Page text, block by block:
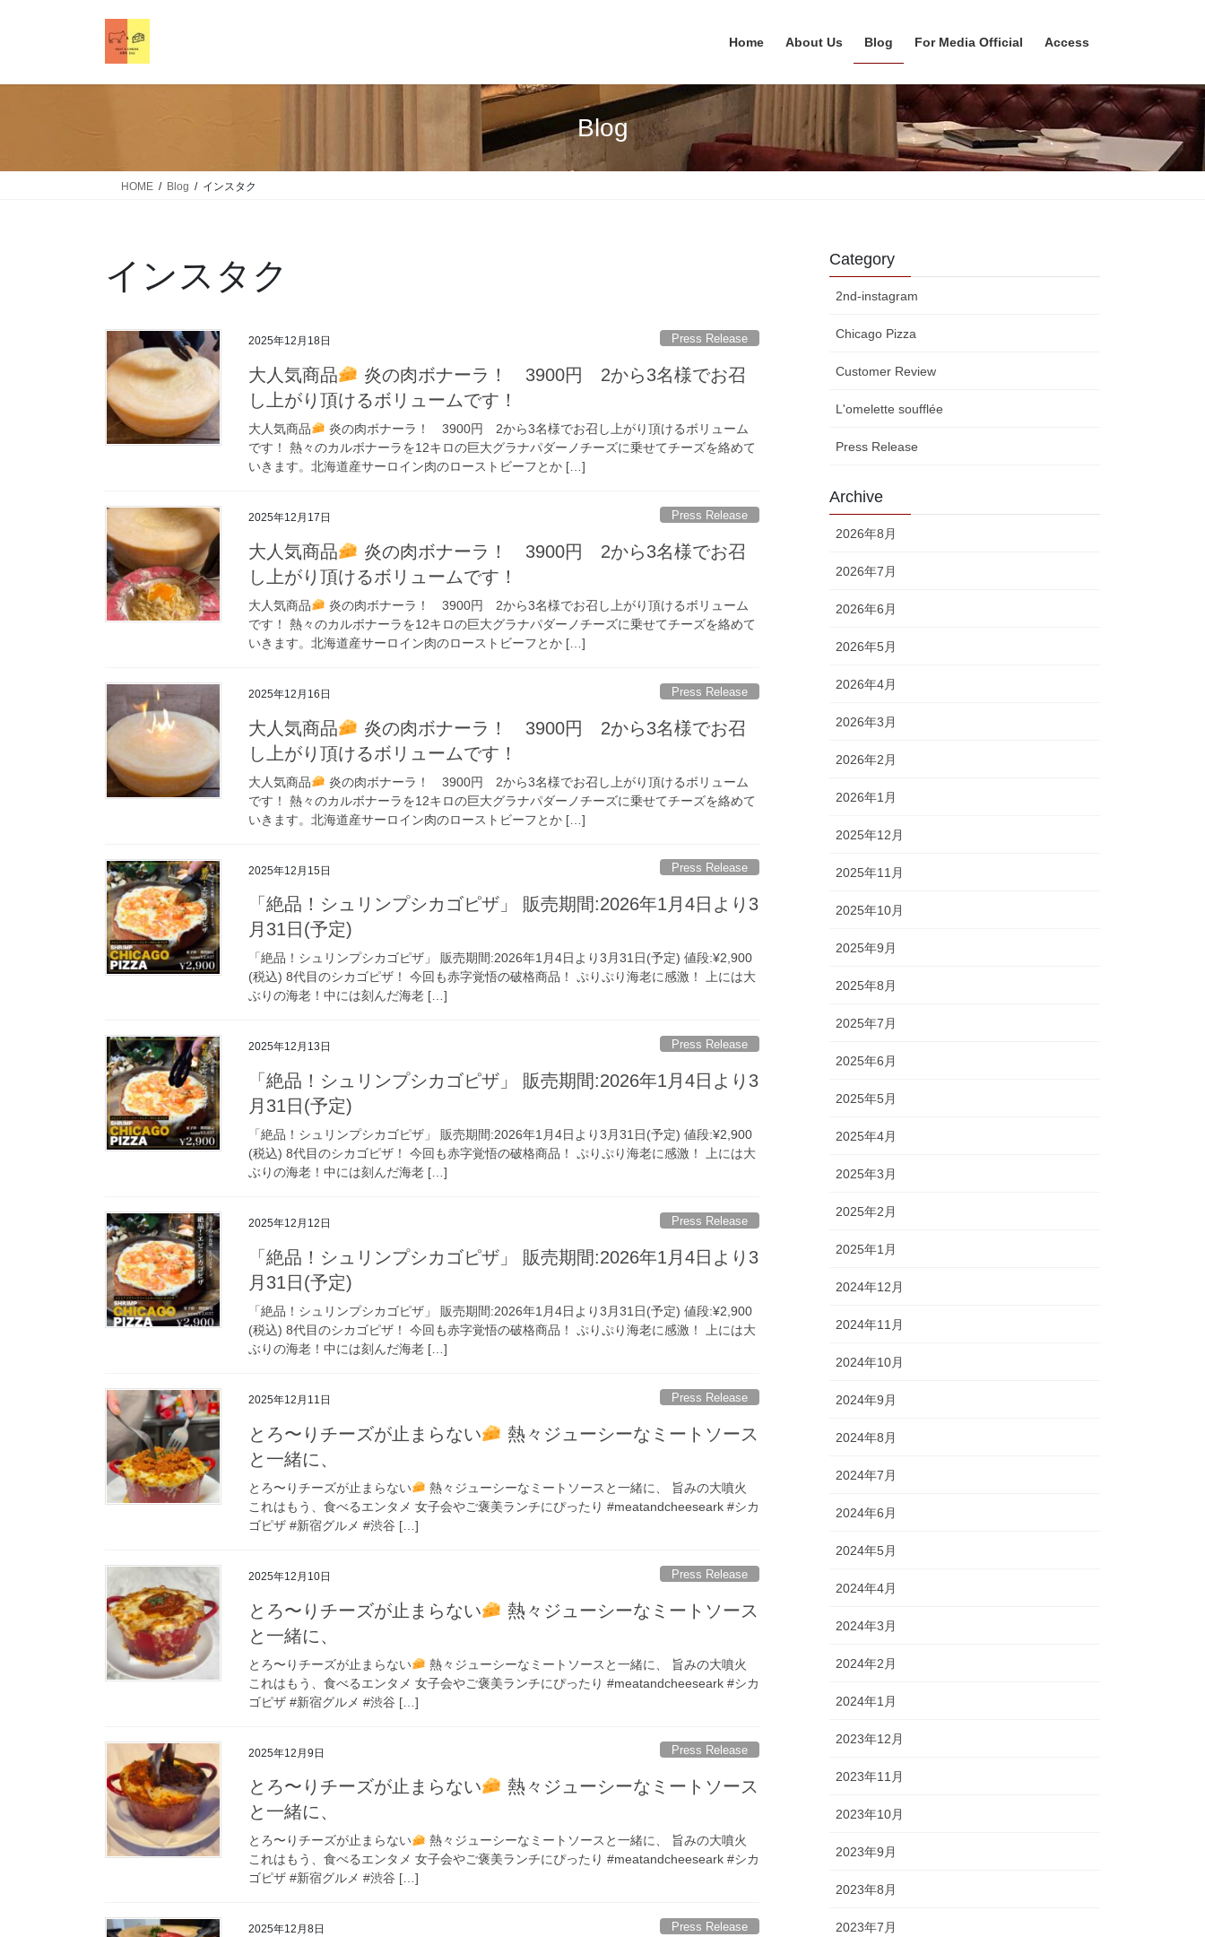
Home About Us Blog For Media Official Access
Blog
HOME Blog インスタク
インスタク
2025年12月18日 Press Release
大人気商品
炎の肉ボナーラ！ 3900円 2から3名様でお召
し上がり頂けるボリュームです！
大人気商品
炎の肉ボナーラ！ 3900円 2から3名様でお召し上がり頂けるボリューム
です！ 熱々のカルボナーラを12キロの巨大グラナパダーノチーズに乗せてチーズを絡めて
いきます。北海道産サーロイン肉のローストビーフとか […]
2025年12月17日 Press Release
大人気商品
炎の肉ボナーラ！ 3900円 2から3名様でお召
し上がり頂けるボリュームです！
大人気商品
炎の肉ボナーラ！ 3900円 2から3名様でお召し上がり頂けるボリューム
です！ 熱々のカルボナーラを12キロの巨大グラナパダーノチーズに乗せてチーズを絡めて
いきます。北海道産サーロイン肉のローストビーフとか […]
2025年12月16日 Press Release
大人気商品
炎の肉ボナーラ！ 3900円 2から3名様でお召
し上がり頂けるボリュームです！
大人気商品
炎の肉ボナーラ！ 3900円 2から3名様でお召し上がり頂けるボリューム
です！ 熱々のカルボナーラを12キロの巨大グラナパダーノチーズに乗せてチーズを絡めて
いきます。北海道産サーロイン肉のローストビーフとか […]
2025年12月15日 Press Release
「絶品！シュリンプシカゴピザ」 販売期間:2026年1月4日より3
月31日(予定)
「絶品！シュリンプシカゴピザ」 販売期間:2026年1月4日より3月31日(予定) 値段:¥2,900
(税込) 8代目のシカゴピザ！ 今回も赤字覚悟の破格商品！ ぷりぷり海老に感激！ 上には大
ぶりの海老！中には刻んだ海老 […]
2025年12月13日 Press Release
「絶品！シュリンプシカゴピザ」 販売期間:2026年1月4日より3
月31日(予定)
「絶品！シュリンプシカゴピザ」 販売期間:2026年1月4日より3月31日(予定) 値段:¥2,900
(税込) 8代目のシカゴピザ！ 今回も赤字覚悟の破格商品！ ぷりぷり海老に感激！ 上には大
ぶりの海老！中には刻んだ海老 […]
2025年12月12日 Press Release
「絶品！シュリンプシカゴピザ」 販売期間:2026年1月4日より3
月31日(予定)
「絶品！シュリンプシカゴピザ」 販売期間:2026年1月4日より3月31日(予定) 値段:¥2,900
(税込) 8代目のシカゴピザ！ 今回も赤字覚悟の破格商品！ ぷりぷり海老に感激！ 上には大
ぶりの海老！中には刻んだ海老 […]
2025年12月11日 Press Release
とろ〜りチーズが止まらない
熱々ジューシーなミートソース
と一緒に、
とろ〜りチーズが止まらない
熱々ジューシーなミートソースと一緒に、 旨みの大噴火
これはもう、食べるエンタメ 女子会やご褒美ランチにぴったり #meatandcheeseark #シカ
ゴピザ #新宿グルメ #渋谷 […]
2025年12月10日 Press Release
とろ〜りチーズが止まらない
熱々ジューシーなミートソース
と一緒に、
とろ〜りチーズが止まらない
熱々ジューシーなミートソースと一緒に、 旨みの大噴火
これはもう、食べるエンタメ 女子会やご褒美ランチにぴったり #meatandcheeseark #シカ
ゴピザ #新宿グルメ #渋谷 […]
2025年12月9日 Press Release
とろ〜りチーズが止まらない
熱々ジューシーなミートソース
と一緒に、
とろ〜りチーズが止まらない
熱々ジューシーなミートソースと一緒に、 旨みの大噴火
これはもう、食べるエンタメ 女子会やご褒美ランチにぴったり #meatandcheeseark #シカ
ゴピザ #新宿グルメ #渋谷 […]
2025年12月8日 Press Release
Category
2nd-instagram
Chicago Pizza
Customer Review
L'omelette soufflée
Press Release
Archive
2026年8月
2026年7月
2026年6月
2026年5月
2026年4月
2026年3月
2026年2月
2026年1月
2025年12月
2025年11月
2025年10月
2025年9月
2025年8月
2025年7月
2025年6月
2025年5月
2025年4月
2025年3月
2025年2月
2025年1月
2024年12月
2024年11月
2024年10月
2024年9月
2024年8月
2024年7月
2024年6月
2024年5月
2024年4月
2024年3月
2024年2月
2024年1月
2023年12月
2023年11月
2023年10月
2023年9月
2023年8月
2023年7月